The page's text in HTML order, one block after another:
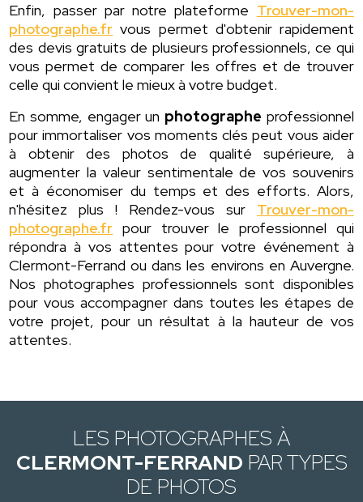
Enfin, passer par notre plateforme Trouver-mon-
photographe.fr vous permet d'obtenir rapidement
des devis gratuits de plusieurs professionnels, ce qui
vous permet de comparer les offres et de trouver
celle qui convient le mieux à votre budget.
En somme, engager un photographe professionnel
pour immortaliser vos moments clés peut vous aider
à obtenir des photos de qualité supérieure, à
augmenter la valeur sentimentale de vos souvenirs
et à économiser du temps et des efforts. Alors,
n'hésitez plus ! Rendez-vous sur Trouver-mon-
photographe.fr pour trouver le professionnel qui
répondra à vos attentes pour votre événement à
Clermont-Ferrand ou dans les environs en Auvergne.
Nos photographes professionnels sont disponibles
pour vous accompagner dans toutes les étapes de
votre projet, pour un résultat à la hauteur de vos
attentes.
LES PHOTOGRAPHES À
CLERMONT-FERRAND PAR TYPES
DE PHOTOS